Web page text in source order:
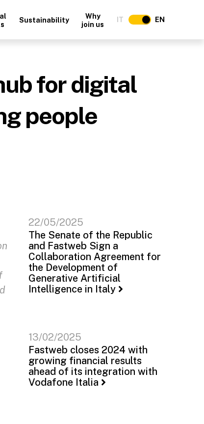
Sustainability
Why
join us
IT EN
for digital
people
22/05/2025
The Senate of the Republic
and Fastweb Sign a
Collaboration Agreement for
the Development of
Generative Artificial
Intelligence in Italy
13/02/2025
Fastweb closes 2024 with
growing financial results
ahead of its integration with
Vodafone Italia